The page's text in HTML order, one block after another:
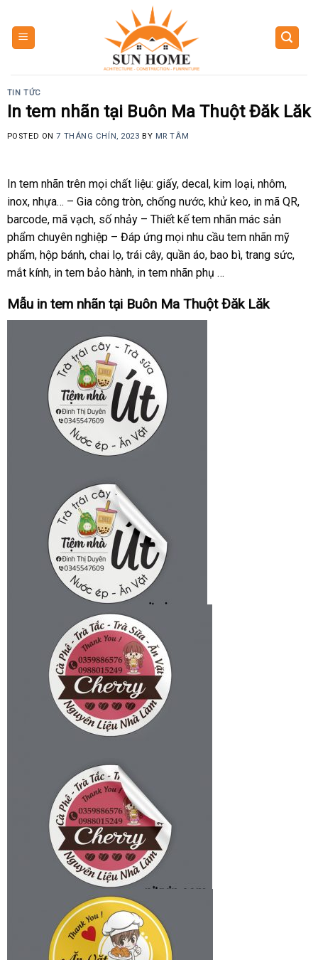
content
TIN TỨC
In tem nhãn tại Buôn Ma Thuột Đăk Lăk
POSTED ON7 THÁNG CHÍN, 2023 BY MR TÂM
In tem nhãn trên mọi chất liệu: giấy, decal, kim loại, nhôm,
inox, nhựa… – Gia công tròn, chống nước, khử keo, in mã QR,
barcode, mã vạch, số nhảy – Thiết kế tem nhãn mác sản
phẩm chuyên nghiệp – Đáp ứng mọi nhu cầu tem nhãn mỹ
phẩm, hộp bánh, chai lọ, trái cây, quần áo, bao bì, trang sức,
mắt kính, in tem bảo hành, in tem nhãn phụ …
Mẫu in tem nhãn tại Buôn Ma Thuột Đăk Lăk